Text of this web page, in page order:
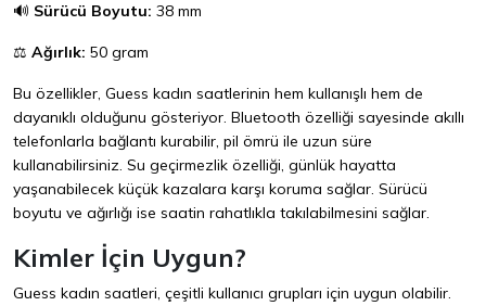
🔊 Sürücü Boyutu: 38 mm
⚖️ Ağırlık: 50 gram
Bu özellikler, Guess kadın saatlerinin hem kullanışlı hem de
dayanıklı olduğunu gösteriyor. Bluetooth özelliği sayesinde akıllı
telefonlarla bağlantı kurabilir, pil ömrü ile uzun süre
kullanabilirsiniz. Su geçirmezlik özelliği, günlük hayatta
yaşanabilecek küçük kazalara karşı koruma sağlar. Sürücü
boyutu ve ağırlığı ise saatin rahatlıkla takılabilmesini sağlar.
Kimler İçin Uygun?
Guess kadın saatleri, çeşitli kullanıcı grupları için uygun olabilir.